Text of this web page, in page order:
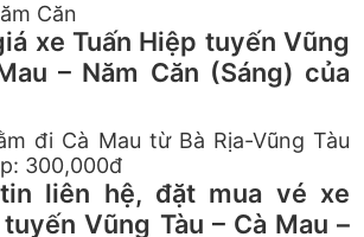
Căn
xe Tuấn Hiệp tuyến Vũng
– Năm Căn (Sáng) của
đi Cà Mau từ Bà Rịa-Vũng Tàu
300,000đ
liên hệ, đặt mua vé xe
Vũng Tàu – Cà Mau –